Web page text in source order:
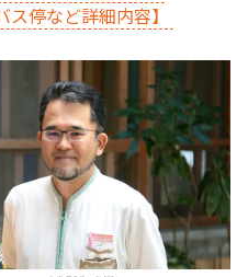
ス停など詳細内容】